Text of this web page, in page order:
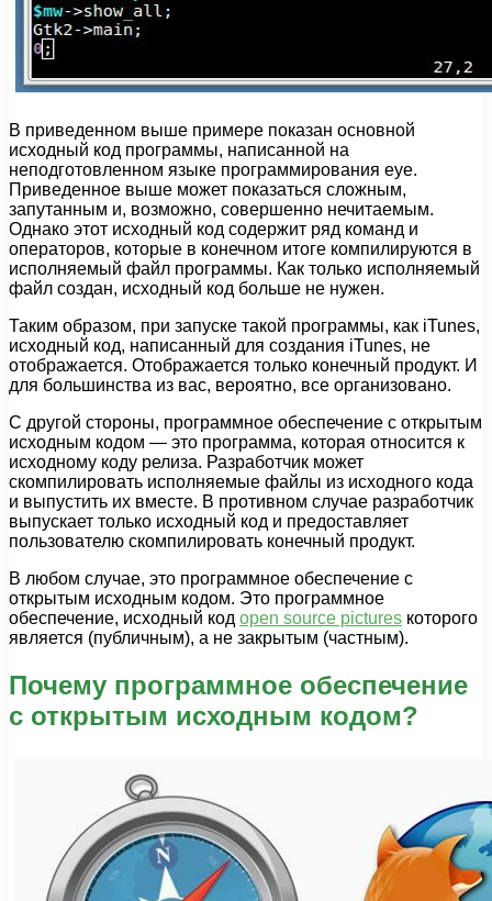
В приведенном выше примере показан основной
исходный код программы, написанной на
неподготовленном языке программирования eye.
Приведенное выше может показаться сложным,
запутанным и, возможно, совершенно нечитаемым.
Однако этот исходный код содержит ряд команд и
операторов, которые в конечном итоге компилируются в
исполняемый файл программы. Как только исполняемый
файл создан, исходный код больше не нужен.
Таким образом, при запуске такой программы, как iTunes,
исходный код, написанный для создания iTunes, не
отображается. Отображается только конечный продукт. И
для большинства из вас, вероятно, все организовано.
С другой стороны, программное обеспечение с открытым
исходным кодом — это программа, которая относится к
исходному коду релиза. Разработчик может
скомпилировать исполняемые файлы из исходного кода
и выпустить их вместе. В противном случае разработчик
выпускает только исходный код и предоставляет
пользователю скомпилировать конечный продукт.
В любом случае, это программное обеспечение с
открытым исходным кодом. Это программное
обеспечение, исходный код open source pictures ​​которого
является (публичным), а не закрытым (частным).
Почему программное обеспечение
с открытым исходным кодом?